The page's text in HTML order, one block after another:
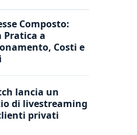
Composto:
Pratica a
Costi e
lancia un
di livestreaming
privati